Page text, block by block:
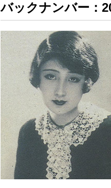
バックナンバー：